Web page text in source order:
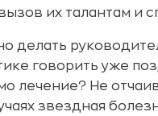
их талантам и
делать
говорить уже
лечение? Не
звездная